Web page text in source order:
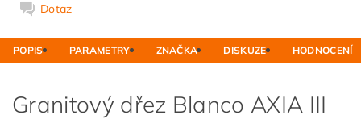
Dotaz
POPIS PARAMETRY ZNAČKA DISKUZE HODNOCENÍ
Granitový dřez Blanco AXIA III